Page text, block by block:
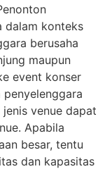
dalam konteks
berusaha
maupun
event konser
venue dapat
Apabila
besar, tentu
dan kapasitas